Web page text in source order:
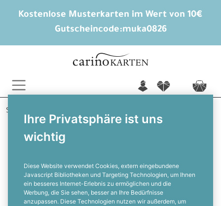
Kostenlose Musterkarten im Wert von 10€
Gutscheincode:muka0826
Ihre Privatsphäre ist uns
wichtig
Diese Website verwendet Cookies, extern eingebundene
Javascript Bibliotheken und Targeting Technologien, um Ihnen
ein besseres Internet-Erlebnis zu ermöglichen und die
Werbung, die Sie sehen, besser an Ihre Bedürfnisse
anzupassen. Diese Technologien nutzen wir außerdem, um
n f c
Startseite
Christmas Brush
Geschäftliche Weihnachtskarten für